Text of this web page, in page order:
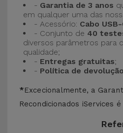
- Garantia de 3 anos
em qualquer uma das
- Acessório: Cabo
- Conjunto de 40
diversos parâmetros para
qualidade;
- Entregas gratuitas;
- Política de
*Excecionalmente, a
Recondicionados iServices é